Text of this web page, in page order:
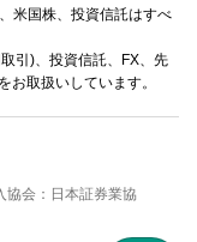
米国株、投資信託はすべ
引)、投資信託、FX、先
取扱いしています。
協会：日本証券業協